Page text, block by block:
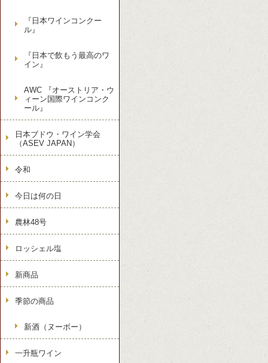
『日本ワインコンクー
ル』
『日本で飲もう最高のワ
イン』
AWC 『オーストリア・ウ
ィーン国際ワインコンク
ール』
日本ブドウ・ワイン学会
（ASEV JAPAN）
令和
今日は何の日
農林48号
ロッシェル塩
新商品
季節の商品
新酒（ヌーボー）
一升瓶ワイン